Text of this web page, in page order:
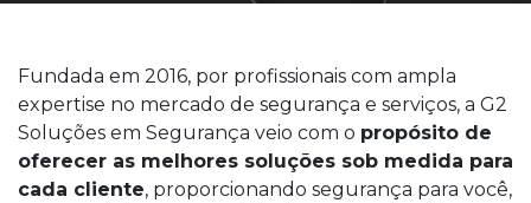
Fundada em 2016, por profissionais com ampla
expertise no mercado de segurança e serviços, a G2
Soluções em Segurança veio com o propósito de
oferecer as melhores soluções sob medida para
cada cliente, proporcionando segurança para você,